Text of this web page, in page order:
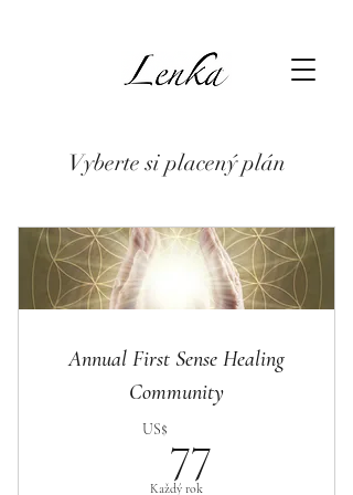
Vyberte si placený plán
Annual First Sense Healing
Community
US$ 77
Každý rok